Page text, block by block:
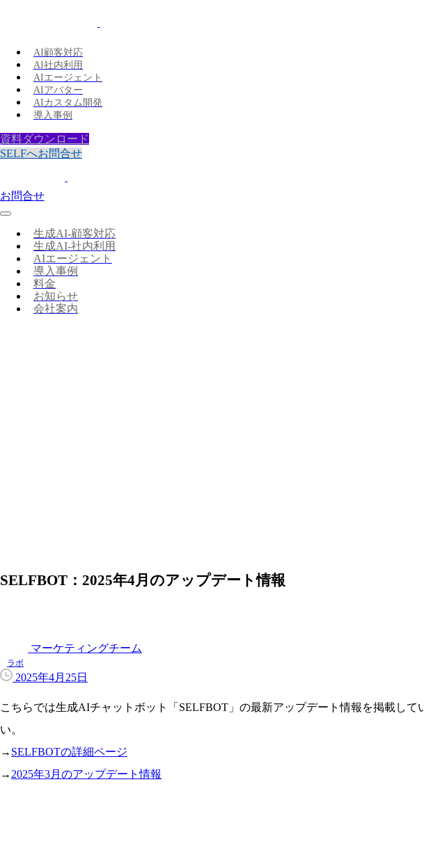
AI顧客対応
AI社内利用
AIエージェント
AIアバター
AIカスタム開発
導入事例
資料ダウンロード
SELFへお問合せ
お問合せ
生成AI-顧客対応
生成AI-社内利用
AIエージェント
導入事例
料金
お知らせ
会社案内
SELFBOT：2025年4月のアップデート情報
マーケティングチーム
ラボ
2025年4月25日
こちらでは生成AIチャットボット「SELFBOT」の最新アップデート情報を掲載し
い。
→ SELFBOTの詳細ページ
→ 2025年3月のアップデート情報